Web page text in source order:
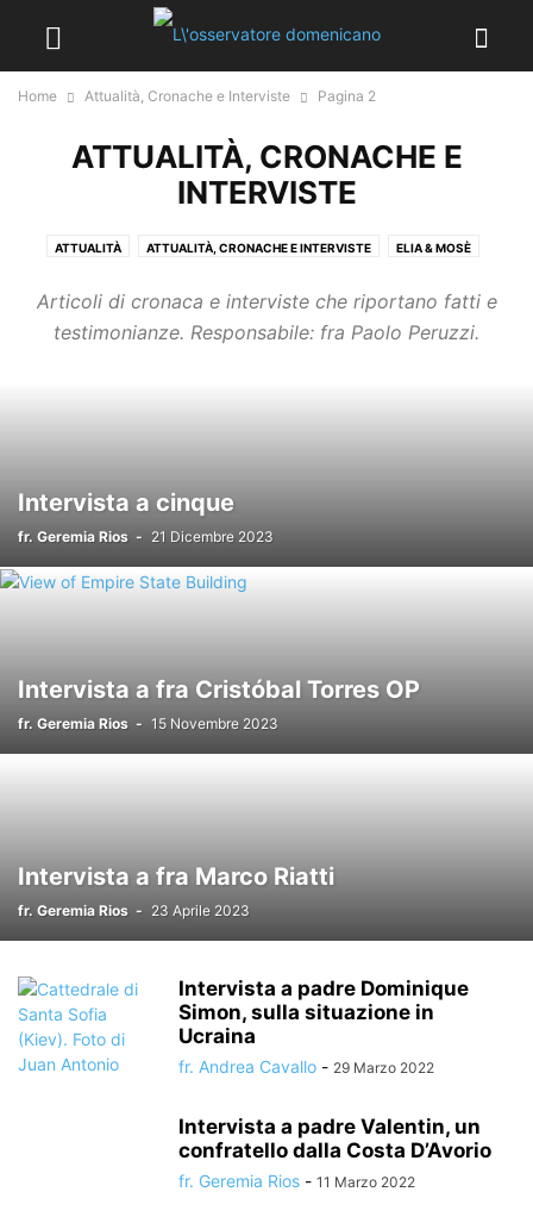
Home Attualità, Cronache e Interviste Pagina 2
ATTUALITÀ, CRONACHE E
INTERVISTE
ATTUALITÀ ATTUALITÀ, CRONACHE E INTERVISTE ELIA & MOSÈ
LETTERATURA, CINEMA E MUSICA PAROLE, VITA E QUOTIDIANITÀ
SACRA BELTÀ SPIRITUALITÀ, SANTI E BIBBIA
Articoli di cronaca e interviste che riportano fatti e
testimonianze. Responsabile: fra Paolo Peruzzi.
Intervista a cinque
fr. Geremia Rios - 21 Dicembre 2023
Intervista a fra Cristóbal Torres OP
fr. Geremia Rios - 15 Novembre 2023
Intervista a fra Marco Riatti
fr. Geremia Rios - 23 Aprile 2023
Intervista a padre Dominique
Simon, sulla situazione in
Ucraina
fr. Andrea Cavallo - 29 Marzo 2022
Intervista a padre Valentin, un
confratello dalla Costa D’Avorio
fr. Geremia Rios - 11 Marzo 2022